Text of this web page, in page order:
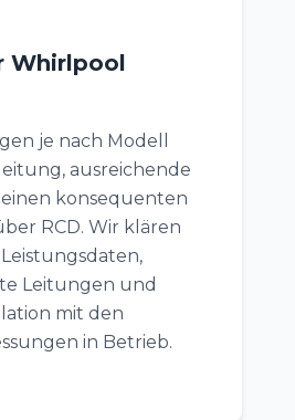
Whirlpool
je nach Modell
ausreichende
konsequenten
RCD. Wir klären
Leitungen und
mit den
in Betrieb.